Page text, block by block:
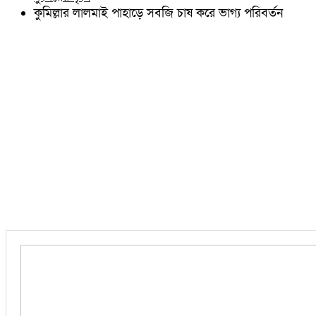
নাঙ্গলকোট
কুমিল্লার লালমাই পাহাড়ে সবজি চাষ করে ভাগ্য পরিবর্তন